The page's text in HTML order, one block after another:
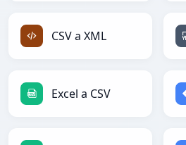
CSV a XML
Excel a CSV